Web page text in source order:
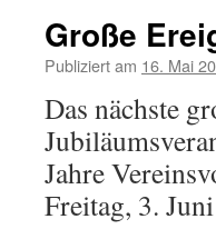
Große
Publiziert am 16. Mai
Das nächste
Jahre
Freitag, 3.